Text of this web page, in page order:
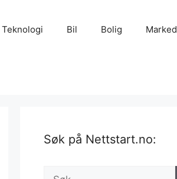
Teknologi Bil Bolig Marked
Søk på Nettstart.no:
Søk